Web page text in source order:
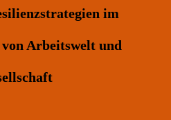
im
Arbeitswelt und